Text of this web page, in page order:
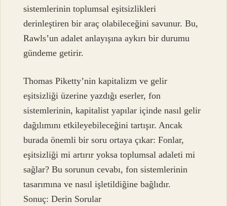
sistemlerinin toplumsal eşitsizlikleri
derinleştiren bir araç olabileceğini savunur. Bu,
Rawls’un adalet anlayışına aykırı bir durumu
gündeme getirir.
Thomas Piketty’nin kapitalizm ve gelir
eşitsizliği üzerine yazdığı eserler, fon
sistemlerinin, kapitalist yapılar içinde nasıl gelir
dağılımını etkileyebileceğini tartışır. Ancak
burada önemli bir soru ortaya çıkar: Fonlar,
eşitsizliği mi artırır yoksa toplumsal adaleti mi
sağlar? Bu sorunun cevabı, fon sistemlerinin
tasarımına ve nasıl işletildiğine bağlıdır.
Sonuç: Derin Sorular